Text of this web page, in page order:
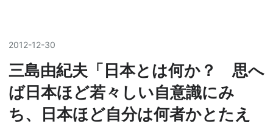
2012-12-30
三島由紀夫「日本とは何か？ 思へ
ば日本ほど若々しい自意識にみ
ち、日本ほど自分は何者かとたえ